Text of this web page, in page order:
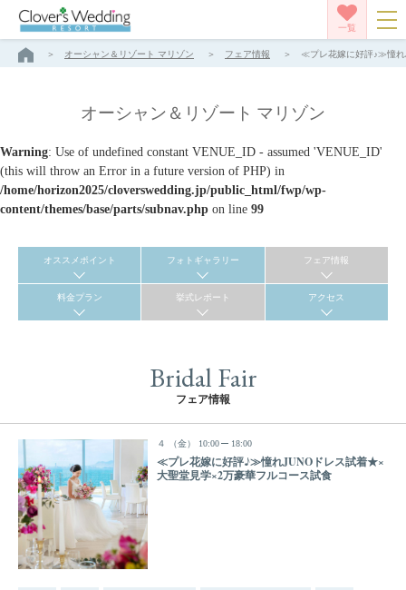
一覧
オーシャン＆リゾート マリゾン フェア情報 ≪プレ花嫁に好評♪≫憧れ
オーシャン＆リゾート マリゾン
Warning: Use of undefined constant VENUE_ID - assumed 'VENUE_ID'
(this will throw an Error in a future version of PHP) in
/home/horizon2025/cloverswedding.jp/public_html/fwp/wp-
content/themes/base/parts/subnav.php on line 99
オススメポイント フォトギャラリー フェア情報
料金プラン 挙式レポート アクセス
Bridal Fair
フェア情報
４ （金） 10:00 18:00
≪プレ花嫁に好評♪≫憧れJUNOドレス試着★×
大聖堂見学×2万豪華フルコース試食